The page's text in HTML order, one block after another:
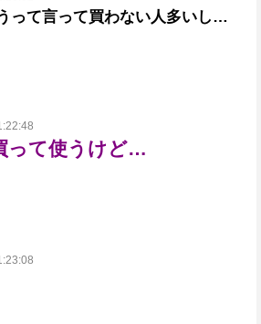
って言って買わない人多いし…
って使うけど…